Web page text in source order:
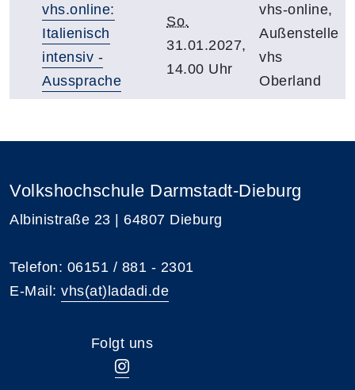
vhs.online:
Italienisch
intensiv -
Aussprache
So.
31.01.2027,
14.00 Uhr
vhs-online,
Außenstelle
vhs
Oberland
Volkshochschule Darmstadt-Dieburg
Albinistraße 23 | 64807 Dieburg
Telefon: 06151 / 881 - 2301
E-Mail: vhs(at)ladadi.de
Folgt uns